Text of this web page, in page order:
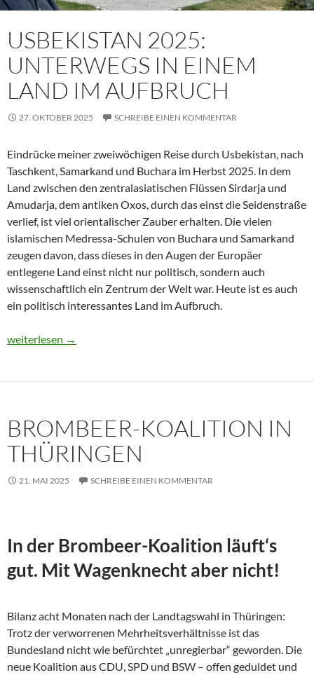
USBEKISTAN 2025:
UNTERWEGS IN EINEM
LAND IM AUFBRUCH
27. OKTOBER 2025 SCHREIBE EINEN KOMMENTAR
Eindrücke meiner zweiwöchigen Reise durch Usbekistan, nach
Taschkent, Samarkand und Buchara im Herbst 2025. In dem
Land zwischen den zentralasiatischen Flüssen Sirdarja und
Amudarja, dem antiken Oxos, durch das einst die Seidenstraße
verlief, ist viel orientalischer Zauber erhalten. Die vielen
islamischen Medressa-Schulen von Buchara und Samarkand
zeugen davon, dass dieses in den Augen der Europäer
entlegene Land einst nicht nur politisch, sondern auch
wissenschaftlich ein Zentrum der Welt war. Heute ist es auch
ein politisch interessantes Land im Aufbruch.
Usbekistan 2025: Unterwegs in einem Land im Aufbruch
weiterlesen →
BROMBEER-KOALITION IN
THÜRINGEN
21. MAI 2025 SCHREIBE EINEN KOMMENTAR
In der Brombeer-Koalition läuft‘s
gut. Mit Wagenknecht aber nicht!
Bilanz acht Monaten nach der Landtagswahl in Thüringen:
Trotz der verworrenen Mehrheitsverhältnisse ist das
Bundesland nicht wie befürchtet „unregierbar“ geworden. Die
neue Koalition aus CDU, SPD und BSW – offen geduldet und